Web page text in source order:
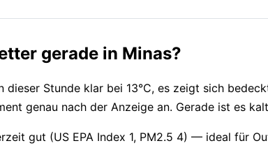
gerade in Minas?
dieser Stunde klar bei 13°C, es zeigt sich
genau nach der Anzeige an. Gerade ist es
gut (US EPA Index 1, PM2.5 4) — ideal für